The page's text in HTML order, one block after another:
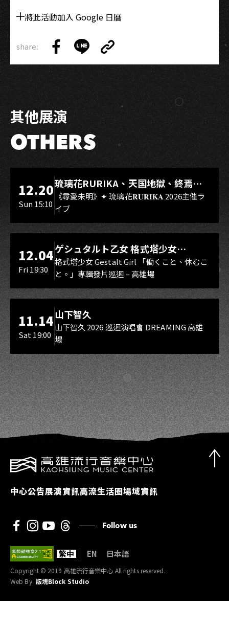
將此活動加入 Google 日曆
share:
on
Facebook
on
LINE
Link
Copy
Link
其他展演
OTHERS
LIVE WAREHOUSE 小庫
12.20
Sun 15:10
琉璃花RURIKA、天国地獄、終焉
Rebirth、DUALIA、無我夢中、花奏
スマイル（O.A.）
《尋愛未明》✦ 琉璃花𝐑𝐔𝐑𝐈𝐊𝐀 2026主催ラ
イブ
LIVE WAREHOUSE 小庫
12.04
Fri 19:30
ゲシュタルト乙女 格式塔少女
Gestalt Girl
格式塔少女 Gestalt Girl 「働くこと、休むこ
と。」專輯發片巡迴 – 高雄場
11.14
Sat 19:00
山下智久
山下智久 2026 巡迴演唱會 DREAMING 高雄
場
中心公告展演資訊高流生活圈場域資訊
Follow us
Copyright © 2019 高雄流行音樂中心 All rights reserved.
Web By 版塊Block Studio
繁中 EN 日本語